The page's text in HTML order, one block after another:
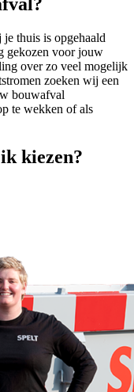
thuis is opgehaald
gekozen voor jouw
over zo veel mogelijk
zoeken wij een
bouwafval
te wekken of als
kiezen?